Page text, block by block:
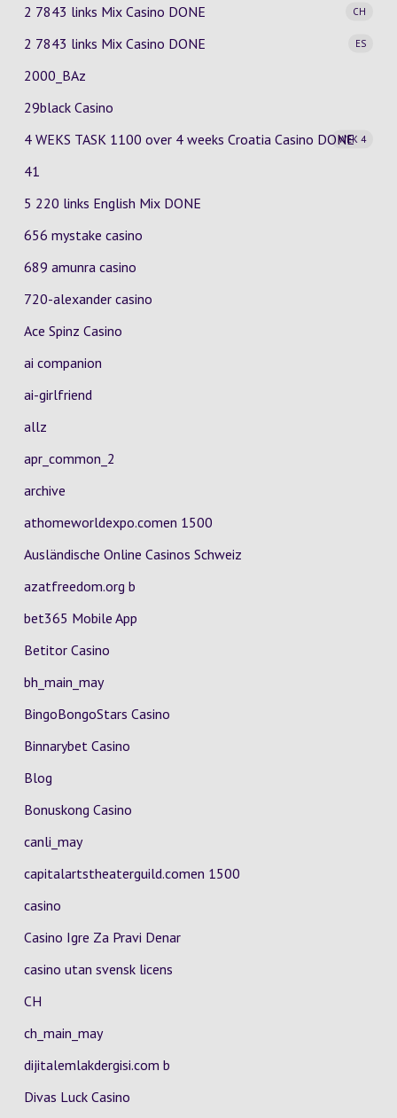
2 7843 links Mix Casino CH
DONE
2 7843 links Mix Casino
ES
DONE
2000_BAz
29black Casino
4 WEKS TASK 1100 over 4 weeks Croatia Casino
WEK 4
DONE
41
5 220 links English Mix DONE
656 mystake casino
689 amunra casino
720-alexander casino
Ace Spinz Casino
ai companion
ai-girlfriend
allz
apr_common_2
archive
athomeworldexpo.comen 1500
Ausländische Online Casinos Schweiz
azatfreedom.org b
bet365 Mobile App
Betitor Casino
bh_main_may
BingoBongoStars Casino
Binnarybet Casino
Blog
Bonuskong Casino
canli_may
capitalartstheaterguild.comen 1500
casino
Casino Igre Za Pravi Denar
casino utan svensk licens
CH
ch_main_may
dijitalemlakdergisi.com b
Divas Luck Casino